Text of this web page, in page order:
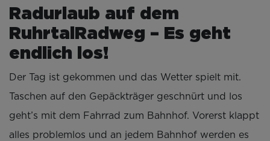
Radurlaub auf dem
RuhrtalRadweg – Es geht
endlich los!
Der Tag ist gekommen und das Wetter spielt mit.
Taschen auf den Gepäckträger geschnürt und los
geht’s mit dem Fahrrad zum Bahnhof. Vorerst klappt
alles problemlos und an jedem Bahnhof werden es